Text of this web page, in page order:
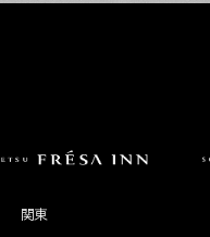
関東